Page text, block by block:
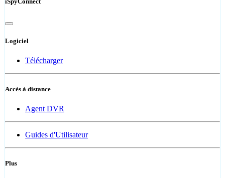
Logiciel
Télécharger
Accès à distance
Agent DVR
Guides d'Utilisateur
Plus